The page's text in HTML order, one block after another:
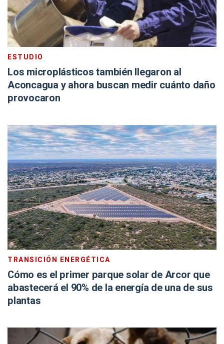
ESTUDIO
Los microplásticos también llegaron al
Aconcagua y ahora buscan medir cuánto daño
provocaron
TRANSICIÓN ENERGÉTICA
Cómo es el primer parque solar de Arcor que
abastecerá el 90% de la energía de una de sus
plantas